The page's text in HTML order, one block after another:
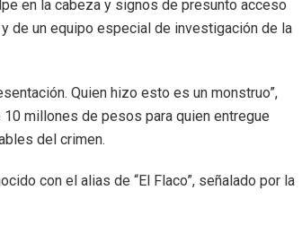
en la cabeza y signos de presunto acceso
de un equipo especial de investigación de la
Quien hizo esto es un monstruo”,
millones de pesos para quien entregue
del crimen.
con el alias de “El Flaco”, señalado por la